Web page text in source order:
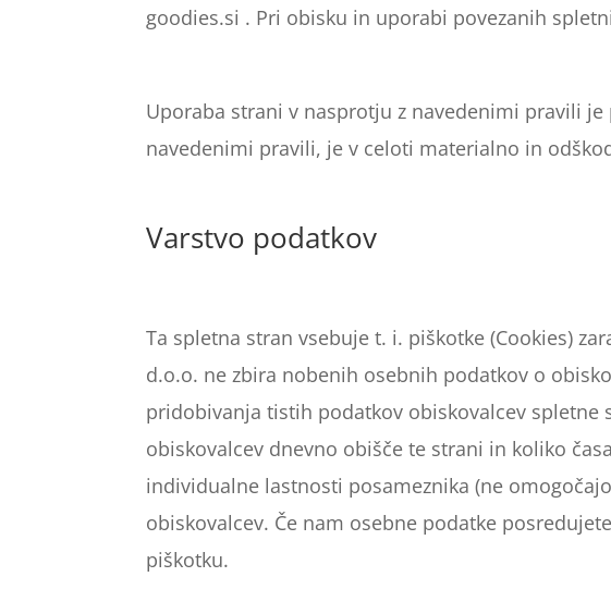
goodies.si . Pri obisku in uporabi povezanih
Uporaba strani v nasprotju z navedenimi pravili
navedenimi pravili, je v celoti materialno in
Varstvo podatkov
Ta spletna stran vsebuje t. i. piškotke (Cookies)
d.o.o. ne zbira nobenih osebnih podatkov o
pridobivanja tistih podatkov obiskovalcev spletne
obiskovalcev dnevno obišče te strani in koliko
individualne lastnosti posameznika (ne
obiskovalcev. Če nam osebne podatke
piškotku.